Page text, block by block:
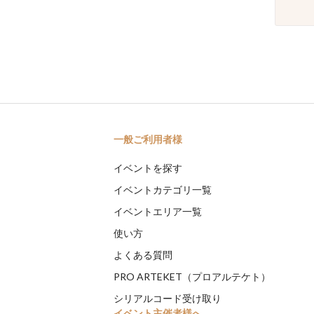
一般ご利用者様
イベントを探す
イベントカテゴリ一覧
イベントエリア一覧
使い方
よくある質問
PRO ARTEKET（プロアルテケト）
シリアルコード受け取り